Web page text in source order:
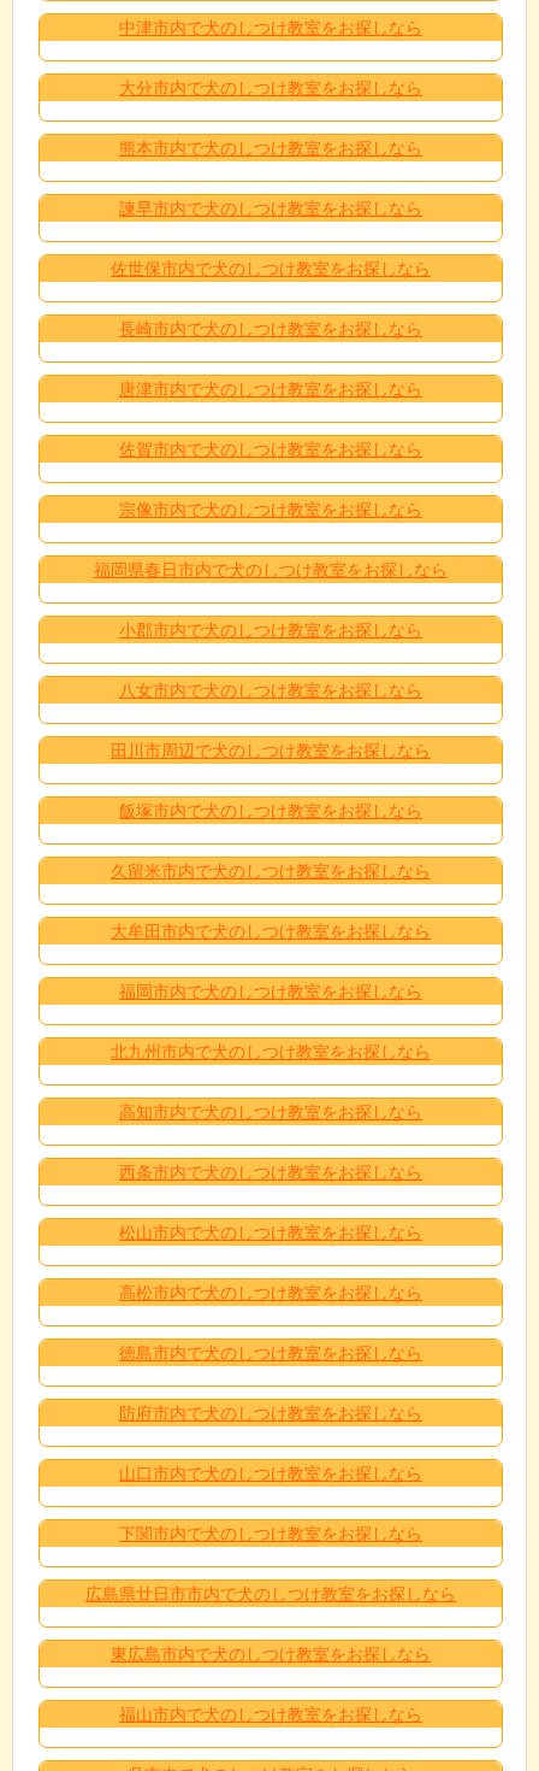
中津市内で犬のしつけ教室をお探しなら
大分市内で犬のしつけ教室をお探しなら
熊本市内で犬のしつけ教室をお探しなら
諫早市内で犬のしつけ教室をお探しなら
佐世保市内で犬のしつけ教室をお探しなら
長崎市内で犬のしつけ教室をお探しなら
唐津市内で犬のしつけ教室をお探しなら
佐賀市内で犬のしつけ教室をお探しなら
宗像市内で犬のしつけ教室をお探しなら
福岡県春日市内で犬のしつけ教室をお探しなら
小郡市内で犬のしつけ教室をお探しなら
八女市内で犬のしつけ教室をお探しなら
田川市周辺で犬のしつけ教室をお探しなら
飯塚市内で犬のしつけ教室をお探しなら
久留米市内で犬のしつけ教室をお探しなら
大牟田市内で犬のしつけ教室をお探しなら
福岡市内で犬のしつけ教室をお探しなら
北九州市内で犬のしつけ教室をお探しなら
高知市内で犬のしつけ教室をお探しなら
西条市内で犬のしつけ教室をお探しなら
松山市内で犬のしつけ教室をお探しなら
高松市内で犬のしつけ教室をお探しなら
徳島市内で犬のしつけ教室をお探しなら
防府市内で犬のしつけ教室をお探しなら
山口市内で犬のしつけ教室をお探しなら
下関市内で犬のしつけ教室をお探しなら
広島県廿日市市内で犬のしつけ教室をお探しなら
東広島市内で犬のしつけ教室をお探しなら
福山市内で犬のしつけ教室をお探しなら